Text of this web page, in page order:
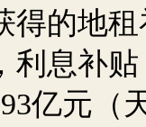
得的地
利息补贴
亿元（